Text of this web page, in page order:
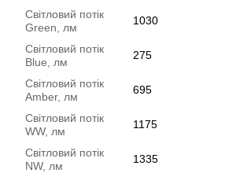
Світловий потік
Green, лм
1030
Світловий потік
Blue, лм
275
Світловий потік
Amber, лм
695
Світловий потік
WW, лм
1175
Світловий потік
NW, лм
1335